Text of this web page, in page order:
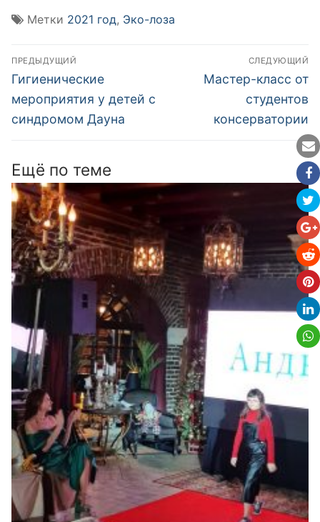
Метки 2021 год, Эко-лоза
Навигация
по
записям
ПРЕДЫДУЩИЙ
Предыдущая
запись:
Гигиенические
мероприятия у детей с
синдромом Дауна
СЛЕДУЮЩИЙ
Следующая
Мастер-класс от
студентов
консерватории
Ещё по теме